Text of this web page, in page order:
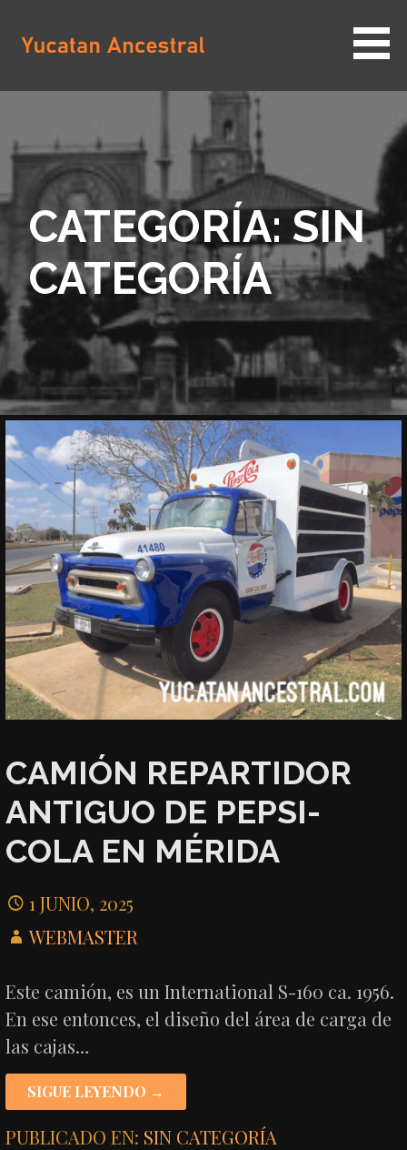
contenido
YUCATAN ANCESTRAL
CATEGORÍA: SIN
CATEGORÍA
CAMIÓN REPARTIDOR
ANTIGUO DE PEPSI-
COLA EN MÉRIDA
1 JUNIO, 2025
WEBMASTER
Este camión, es un International S-160 ca. 1956.
En ese entonces, el diseño del área de carga de
las cajas…
SIGUE LEYENDO →
PUBLICADO EN: SIN CATEGORÍA